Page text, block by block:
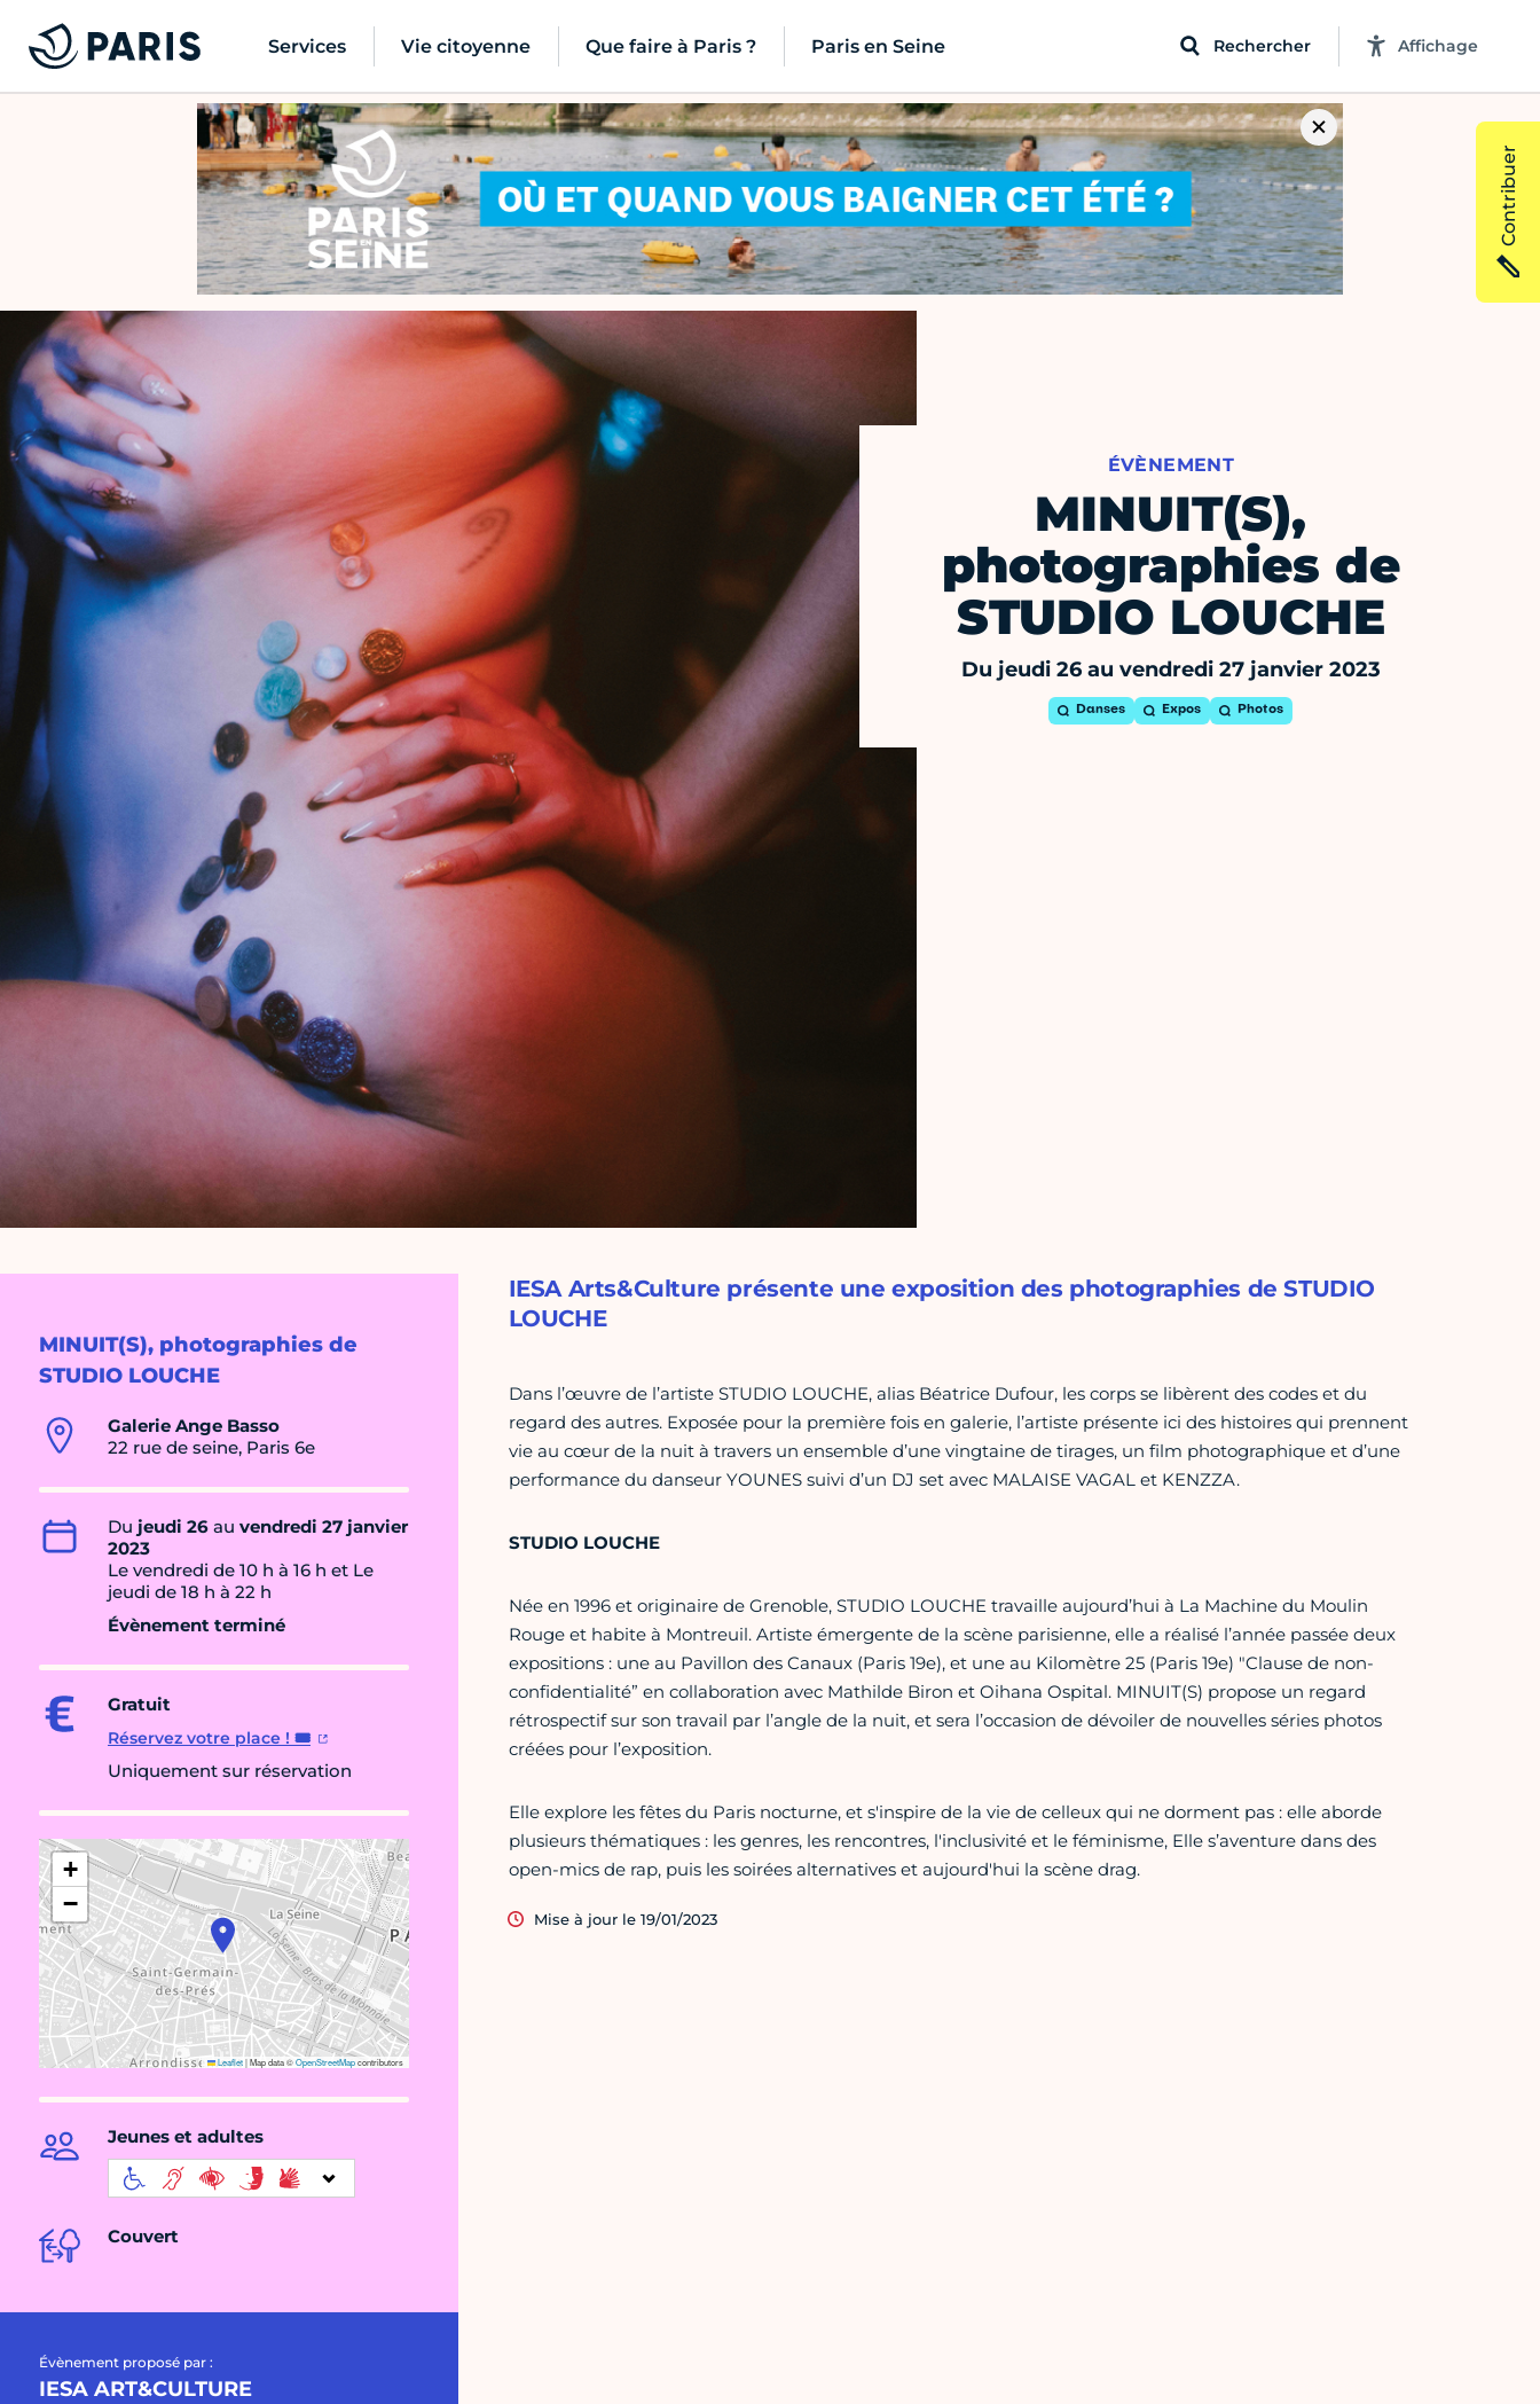
Services Vie citoyenne Que faire à Paris ? Paris en Seine Rechercher Affichage
ÉVÈNEMENT
MINUIT(S),
photographies de
STUDIO LOUCHE
Du jeudi 26 au vendredi 27 janvier 2023
Danses Expos Photos
MINUIT(S), photographies de
STUDIO LOUCHE
Galerie Ange Basso
22 rue de seine, Paris 6e
Du jeudi 26 au vendredi 27 janvier
2023
Le vendredi de 10 h à 16 h et Le
jeudi de 18 h à 22 h
Évènement terminé
Gratuit
Réservez votre place ! 🎟
Uniquement sur réservation
+
−
Leaflet|Map data ©OpenStreetMapcontributors
Jeunes et adultes
Couvert
Évènement proposé par :
IESA ART&CULTURE
IESA Arts&Culture présente une exposition des photographies de STUDIO
LOUCHE
Dans l’œuvre de l’artiste STUDIO LOUCHE, alias Béatrice Dufour, les corps se libèrent des codes et du
regard des autres. Exposée pour la première fois en galerie, l’artiste présente ici des histoires qui prennent
vie au cœur de la nuit à travers un ensemble d’une vingtaine de tirages, un film photographique et d’une
performance du danseur YOUNES suivi d’un DJ set avec MALAISE VAGAL et KENZZA.
STUDIO LOUCHE
Née en 1996 et originaire de Grenoble, STUDIO LOUCHE travaille aujourd’hui à La Machine du Moulin
Rouge et habite à Montreuil. Artiste émergente de la scène parisienne, elle a réalisé l’année passée deux
expositions : une au Pavillon des Canaux (Paris 19e), et une au Kilomètre 25 (Paris 19e) "Clause de non-
confidentialité” en collaboration avec Mathilde Biron et Oihana Ospital. MINUIT(S) propose un regard
rétrospectif sur son travail par l’angle de la nuit, et sera l’occasion de dévoiler de nouvelles séries photos
créées pour l’exposition.
Elle explore les fêtes du Paris nocturne, et s'inspire de la vie de celleux qui ne dorment pas : elle aborde
plusieurs thématiques : les genres, les rencontres, l'inclusivité et le féminisme, Elle s’aventure dans des
open-mics de rap, puis les soirées alternatives et aujourd'hui la scène drag.
Mise à jour le 19/01/2023
Contribuer